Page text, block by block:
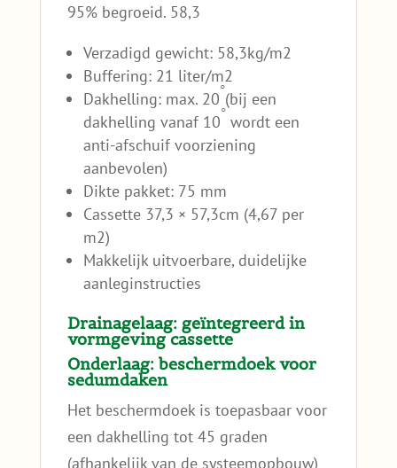
95% begroeid. 58,3
Verzadigd gewicht: 58,3kg/m2
Buffering: 21 liter/m2
Dakhelling: max. 20
◦
(bij een
dakhelling vanaf 10
◦
wordt een
anti-afschuif voorziening
aanbevolen)
Dikte pakket: 75 mm
Cassette 37,3 × 57,3cm (4,67 per
m2)
Makkelijk uitvoerbare, duidelijke
aanleginstructies
Drainagelaag: geïntegreerd in
vormgeving cassette
Onderlaag: beschermdoek voor
sedumdaken
Het beschermdoek is toepasbaar voor
een dakhelling tot 45 graden
(afhankelijk van de systeemopbouw)